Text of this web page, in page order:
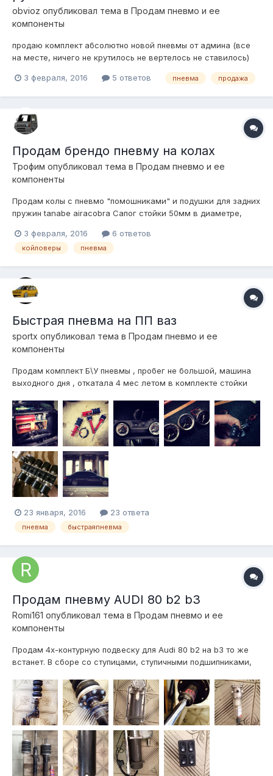
obvioz опубликовал тема в Продам пневмо и ее
компоненты
продаю комплект абсолютно новой пневмы от админа (все
на месте, ничего не крутилось не вертелось не ставилось)
все таки остаться на статике. отправлю. территориально
3 февраля, 2016 5 ответов пневма продажа
Продам брендо пневму на колах
Трофим опубликовал тема в Продам пневмо и ее
компоненты
Продам колы с пневмо "помошниками" и подушки для задних
пружин tanabe airacobra Сапог стойки 50мм в диаметре,
остальные размеры на фото. Состояние оценивайте по фото,
есть недостатки по внешнему виду. Территориально
3 февраля, 2016 6 ответов
койловеры пневма
Быстрая пневма на ПП ваз
sportx опубликовал тема в Продам пневмо и ее
компоненты
Продам комплект Б\У пневмы , пробег не большой, машина
выходного дня , откатала 4 мес летом в комплекте стойки
компрессора Беркут Р20 2 влагоотделителя 2 армированных
шланга реле давления аварийник силовые реле 2шт 3
манометра виаир (2 2х...
23 января, 2016 23 ответа
пневма быстраяпневма
Продам пневму AUDI 80 b2 b3
Romi161 опубликовал тема в Продам пневмо и ее
компоненты
Продам 4х-контурную подвеску для Audi 80 b2 на b3 то же
встанет. В сборе со ступицами, ступичными подшипниками,
пневмы). Подушки рубена, компрессор беркут р20, трубка
6/8, клапана ГБО, манометры камаз 2х стрелочные,
китайский манометр общего давлен...